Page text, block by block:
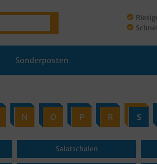
Sonderposten
N O P R S
Salatschalen